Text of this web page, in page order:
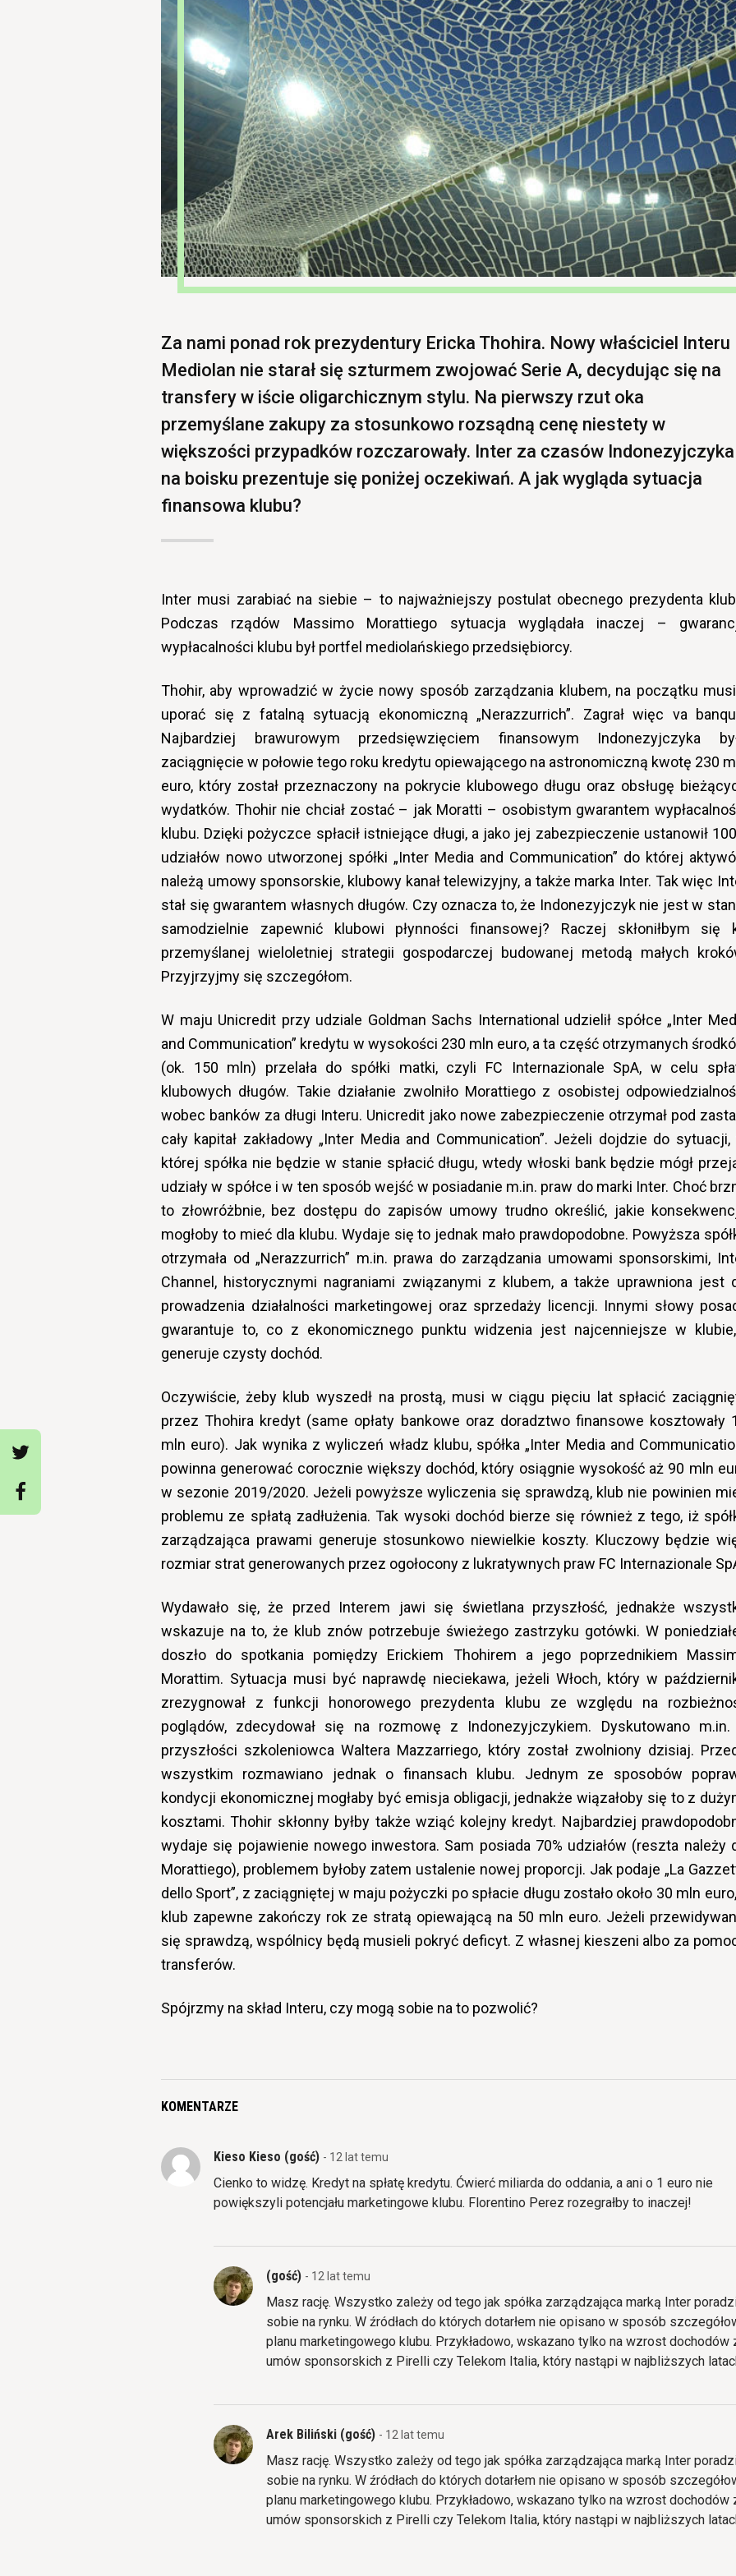
Za nami ponad rok prezydentury Ericka Thohira. Nowy właściciel Interu
Mediolan nie starał się szturmem zwojować Serie A, decydując się na
transfery w iście oligarchicznym stylu. Na pierwszy rzut oka
przemyślane zakupy za stosunkowo rozsądną cenę niestety w
większości przypadków rozczarowały. Inter za czasów Indonezyjczyka
na boisku prezentuje się poniżej oczekiwań. A jak wygląda sytuacja
finansowa klubu?
Inter musi zarabiać na siebie – to najważniejszy postulat obecnego prezydenta
Podczas rządów Massimo Morattiego sytuacja wyglądała inaczej –
wypłacalności klubu był portfel mediolańskiego przedsiębiorcy.
Thohir, aby wprowadzić w życie nowy sposób zarządzania klubem, na początku
uporać się z fatalną sytuacją ekonomiczną „Nerazzurrich”. Zagrał więc va
Najbardziej brawurowym przedsięwzięciem finansowym Indonezyjczyka
zaciągnięcie w połowie tego roku kredytu opiewającego na astronomiczną kwotę 230
euro, który został przeznaczony na pokrycie klubowego długu oraz obsługę
wydatków. Thohir nie chciał zostać – jak Moratti – osobistym gwarantem
klubu. Dzięki pożyczce spłacił istniejące długi, a jako jej zabezpieczenie ustanowił
udziałów nowo utworzonej spółki „Inter Media and Communication” do której
należą umowy sponsorskie, klubowy kanał telewizyjny, a także marka Inter. Tak więc
stał się gwarantem własnych długów. Czy oznacza to, że Indonezyjczyk nie jest w
samodzielnie zapewnić klubowi płynności finansowej? Raczej skłoniłbym się
przemyślanej wieloletniej strategii gospodarczej budowanej metodą małych
Przyjrzyjmy się szczegółom.
W maju Unicredit przy udziale Goldman Sachs International udzielił spółce „Inter
and Communication” kredytu w wysokości 230 mln euro, a ta część otrzymanych
(ok. 150 mln) przelała do spółki matki, czyli FC Internazionale SpA, w celu
klubowych długów. Takie działanie zwolniło Morattiego z osobistej
wobec banków za długi Interu. Unicredit jako nowe zabezpieczenie otrzymał pod
cały kapitał zakładowy „Inter Media and Communication”. Jeżeli dojdzie do sytuacji,
której spółka nie będzie w stanie spłacić długu, wtedy włoski bank będzie mógł
udziały w spółce i w ten sposób wejść w posiadanie m.in. praw do marki Inter. Choć
to złowróżbnie, bez dostępu do zapisów umowy trudno określić, jakie
mogłoby to mieć dla klubu. Wydaje się to jednak mało prawdopodobne. Powyższa
otrzymała od „Nerazzurrich” m.in. prawa do zarządzania umowami sponsorskimi,
Channel, historycznymi nagraniami związanymi z klubem, a także uprawniona jest
prowadzenia działalności marketingowej oraz sprzedaży licencji. Innymi słowy
gwarantuje to, co z ekonomicznego punktu widzenia jest najcenniejsze w
generuje czysty dochód.
Oczywiście, żeby klub wyszedł na prostą, musi w ciągu pięciu lat spłacić
przez Thohira kredyt (same opłaty bankowe oraz doradztwo finansowe kosztowały
mln euro). Jak wynika z wyliczeń władz klubu, spółka „Inter Media and
powinna generować corocznie większy dochód, który osiągnie wysokość aż 90 mln
w sezonie 2019/2020. Jeżeli powyższe wyliczenia się sprawdzą, klub nie powinien
problemu ze spłatą zadłużenia. Tak wysoki dochód bierze się również z tego, iż
zarządzająca prawami generuje stosunkowo niewielkie koszty. Kluczowy będzie
rozmiar strat generowanych przez ogołocony z lukratywnych praw FC Internazionale
Wydawało się, że przed Interem jawi się świetlana przyszłość, jednakże
wskazuje na to, że klub znów potrzebuje świeżego zastrzyku gotówki. W
doszło do spotkania pomiędzy Erickiem Thohirem a jego poprzednikiem
Morattim. Sytuacja musi być naprawdę nieciekawa, jeżeli Włoch, który w
zrezygnował z funkcji honorowego prezydenta klubu ze względu na
poglądów, zdecydował się na rozmowę z Indonezyjczykiem. Dyskutowano
przyszłości szkoleniowca Waltera Mazzarriego, który został zwolniony dzisiaj.
wszystkim rozmawiano jednak o finansach klubu. Jednym ze sposobów
kondycji ekonomicznej mogłaby być emisja obligacji, jednakże wiązałoby się to z
kosztami. Thohir skłonny byłby także wziąć kolejny kredyt. Najbardziej
wydaje się pojawienie nowego inwestora. Sam posiada 70% udziałów (reszta należy
Morattiego), problemem byłoby zatem ustalenie nowej proporcji. Jak podaje „La
dello Sport”, z zaciągniętej w maju pożyczki po spłacie długu zostało około 30 mln
klub zapewne zakończy rok ze stratą opiewającą na 50 mln euro. Jeżeli
się sprawdzą, wspólnicy będą musieli pokryć deficyt. Z własnej kieszeni albo za
transferów.
Spójrzmy na skład Interu, czy mogą sobie na to pozwolić?
KOMENTARZE
Kieso Kieso (gość) - 12 lat temu
Cienko to widzę. Kredyt na spłatę kredytu. Ćwierć miliarda do oddania, a ani o 1 euro nie
powiększyli potencjału marketingowe klubu. Florentino Perez rozegrałby to inaczej!
(gość) - 12 lat temu
Masz rację. Wszystko zależy od tego jak spółka zarządzająca marką Inter
sobie na rynku. W źródłach do których dotarłem nie opisano w sposób
planu marketingowego klubu. Przykładowo, wskazano tylko na wzrost dochodów
umów sponsorskich z Pirelli czy Telekom Italia, który nastąpi w najbliższych
Arek Biliński (gość) - 12 lat temu
Masz rację. Wszystko zależy od tego jak spółka zarządzająca marką Inter
sobie na rynku. W źródłach do których dotarłem nie opisano w sposób
planu marketingowego klubu. Przykładowo, wskazano tylko na wzrost dochodów
umów sponsorskich z Pirelli czy Telekom Italia, który nastąpi w najbliższych